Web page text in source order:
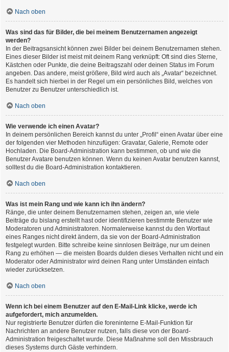
Nach oben
Was sind das für Bilder, die bei meinem Benutzernamen angezeigt
werden?
In der Beitragsansicht können zwei Bilder bei deinem Benutzernamen stehen.
Eines dieser Bilder ist meist mit deinem Rang verknüpft: Oft sind dies Sterne,
Kästchen oder Punkte, die deine Beitragszahl oder deinen Status im Forum
angeben. Das andere, meist größere, Bild wird auch als „Avatar“ bezeichnet.
Es handelt sich hierbei in der Regel um ein persönliches Bild, welches von
Benutzer zu Benutzer unterschiedlich ist.
Nach oben
Wie verwende ich einen Avatar?
In deinem persönlichen Bereich kannst du unter „Profil“ einen Avatar über eine
der folgenden vier Methoden hinzufügen: Gravatar, Galerie, Remote oder
Hochladen. Die Board-Administration kann bestimmen, ob und wie die
Benutzer Avatare benutzen können. Wenn du keinen Avatar benutzen kannst,
solltest du die Board-Administration kontaktieren.
Nach oben
Was ist mein Rang und wie kann ich ihn ändern?
Ränge, die unter deinem Benutzernamen stehen, zeigen an, wie viele
Beiträge du bislang erstellt hast oder identifizieren bestimmte Benutzer wie
Moderatoren und Administratoren. Normalerweise kannst du den Wortlaut
eines Ranges nicht direkt ändern, da sie von der Board-Administration
festgelegt wurden. Bitte schreibe keine sinnlosen Beiträge, nur um deinen
Rang zu erhöhen — die meisten Boards dulden dieses Verhalten nicht und ein
Moderator oder Administrator wird deinen Rang unter Umständen einfach
wieder zurücksetzen.
Nach oben
Wenn ich bei einem Benutzer auf den E-Mail-Link klicke, werde ich
aufgefordert, mich anzumelden.
Nur registrierte Benutzer dürfen die foreninterne E-Mail-Funktion für
Nachrichten an andere Benutzer nutzen, falls diese von der Board-
Administration freigeschaltet wurde. Diese Maßnahme soll den Missbrauch
dieses Systems durch Gäste verhindern.